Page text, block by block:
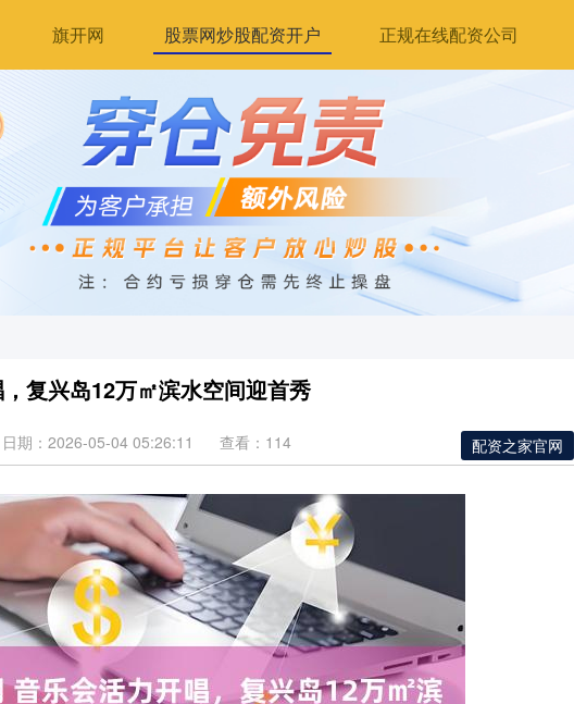
旗开网 股票网炒股配资开户 正规在线配资公司
复兴岛12万㎡滨水空间迎首秀
配资之家官网
日期：2026-05-04 05:26:11 查看：114